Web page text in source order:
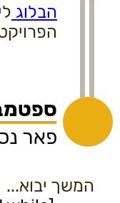
הבלוג
ספטמבר
פאר
המשך יבוא...